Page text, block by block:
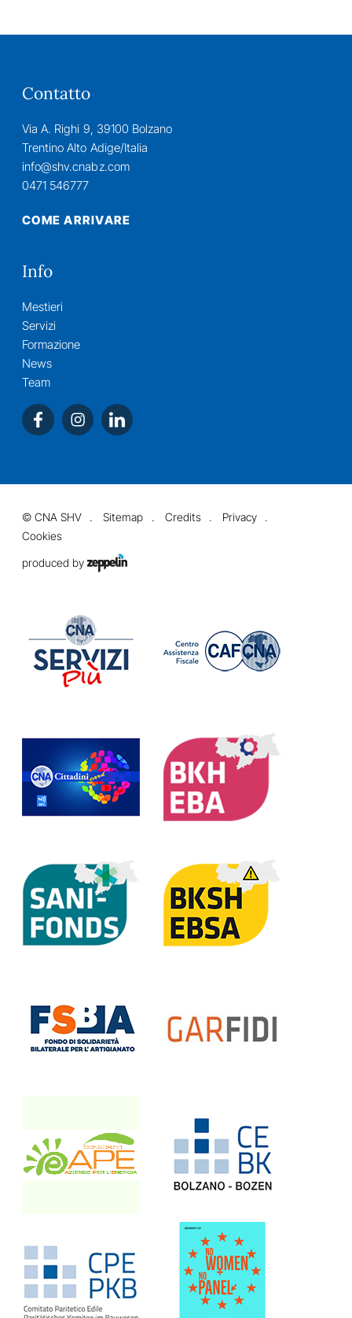
Contatto
Via A. Righi 9, 39100 Bolzano
Trentino Alto Adige/Italia
info@shv.cnabz.com
0471 546777
COME ARRIVARE
Info
Mestieri
Servizi
Formazione
News
Team
©CNA SHV Sitemap Credits
Privacy
Cookies
produced by